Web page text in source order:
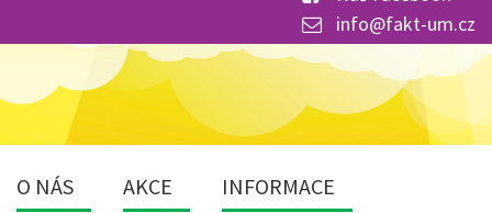
info@fakt-um.cz
O NÁS AKCE
INFORMACE